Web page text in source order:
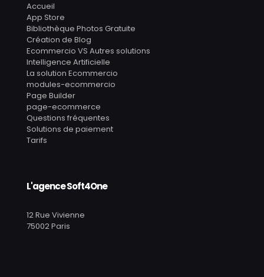
Accueil
App Store
Bibliothèque Photos Gratuite
Création de Blog
Ecommercio VS Autres solutions
Intelligence Artificielle
La solution Ecommercio
modules-ecommercio
Page Builder
page-ecommerce
Questions fréquentes
Solutions de paiement
Tarifs
L'agence Soft4One
12 Rue Vivienne
75002 Paris